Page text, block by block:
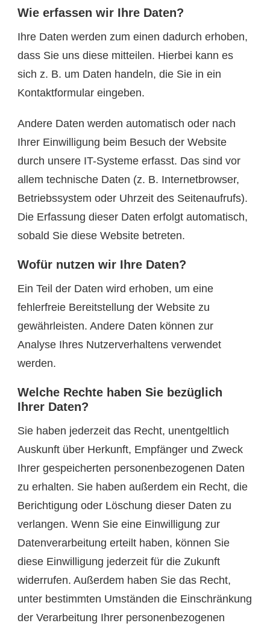
Wie erfassen wir Ihre Daten?
Ihre Daten werden zum einen dadurch erhoben,
dass Sie uns diese mitteilen. Hierbei kann es
sich z. B. um Daten handeln, die Sie in ein
Kontaktformular eingeben.
Andere Daten werden automatisch oder nach
Ihrer Einwilligung beim Besuch der Website
durch unsere IT-Systeme erfasst. Das sind vor
allem technische Daten (z. B. Internetbrowser,
Betriebssystem oder Uhrzeit des Seitenaufrufs).
Die Erfassung dieser Daten erfolgt automatisch,
sobald Sie diese Website betreten.
Wofür nutzen wir Ihre Daten?
Ein Teil der Daten wird erhoben, um eine
fehlerfreie Bereitstellung der Website zu
gewährleisten. Andere Daten können zur
Analyse Ihres Nutzerverhaltens verwendet
werden.
Welche Rechte haben Sie bezüglich
Ihrer Daten?
Sie haben jederzeit das Recht, unentgeltlich
Auskunft über Herkunft, Empfänger und Zweck
Ihrer gespeicherten personenbezogenen Daten
zu erhalten. Sie haben außerdem ein Recht, die
Berichtigung oder Löschung dieser Daten zu
verlangen. Wenn Sie eine Einwilligung zur
Datenverarbeitung erteilt haben, können Sie
diese Einwilligung jederzeit für die Zukunft
widerrufen. Außerdem haben Sie das Recht,
unter bestimmten Umständen die Einschränkung
der Verarbeitung Ihrer personenbezogenen